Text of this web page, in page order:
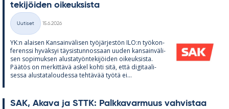
te­ki­jöi­den oi­keuk­sista
Kategoriat
Uutiset
15.6.2026
YK:n alai­sen Kan­sain­vä­li­sen työ­jär­jes­tön ILO:n työ­kon­
fe­renssi hy­väk­syi täy­sis­tun­nos­saan uu­den kan­sain­vä­li­
sen so­pi­muk­sen alus­ta­työn­te­ki­jöi­den oi­keuk­sista.
Pää­tös on mer­kit­tävä as­kel kohti sitä, että di­gi­taa­li­
sessa alus­ta­ta­lou­dessa teh­tä­vää työtä ei...
SAK, Akava ja STTK: Palk­ka­var­muus vah­vis­taa